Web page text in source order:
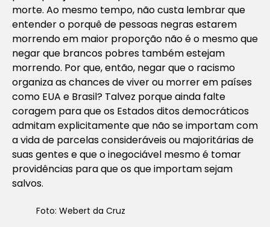
morte. Ao mesmo tempo, não custa lembrar que
entender o porquê de pessoas negras estarem
morrendo em maior proporção não é o mesmo que
negar que brancos pobres também estejam
morrendo. Por que, então, negar que o racismo
organiza as chances de viver ou morrer em países
como EUA e Brasil? Talvez porque ainda falte
coragem para que os Estados ditos democráticos
admitam explicitamente que não se importam com
a vida de parcelas consideráveis ou majoritárias de
suas gentes e que o inegociável mesmo é tomar
providências para que os que importam sejam
salvos.
Foto: Webert da Cruz